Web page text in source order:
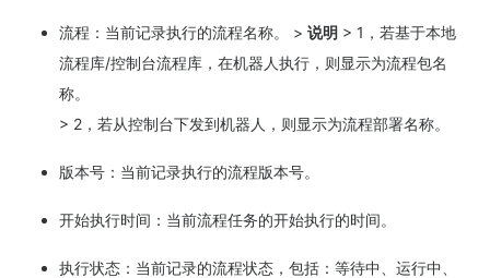
流程：当前记录执行的流程名称。 > 说明 > 1，若基于本地
流程库/控制台流程库，在机器人执行，则显示为流程包名
称。
> 2，若从控制台下发到机器人，则显示为流程部署名称。
版本号：当前记录执行的流程版本号。
开始执行时间：当前流程任务的开始执行的时间。
执行状态：当前记录的流程状态，包括：等待中、运行中、